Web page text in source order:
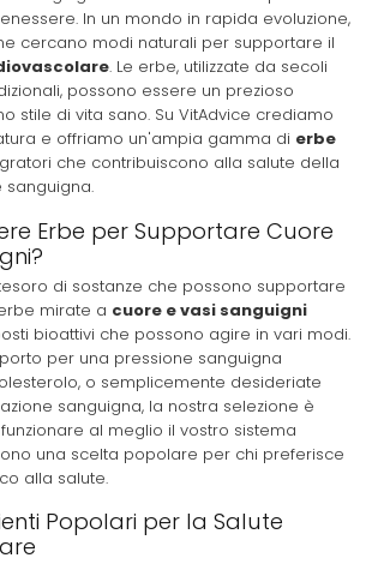
In un mondo in rapida evoluzione,
cercano modi naturali per supportare il
. Le erbe, utilizzate da secoli
possono essere un prezioso
stile di vita sano. Su VitAdvice crediamo
e offriamo un'ampia gamma di erbe
che contribuiscono alla salute della
sanguigna.
Erbe per Supportare Cuore
di sostanze che possono supportare
mirate a cuore e vasi sanguigni
bioattivi che possono agire in vari modi.
per una pressione sanguigna
o semplicemente desideriate
sanguigna, la nostra selezione è
al meglio il vostro sistema
una scelta popolare per chi preferisce
alla salute.
Popolari per la Salute